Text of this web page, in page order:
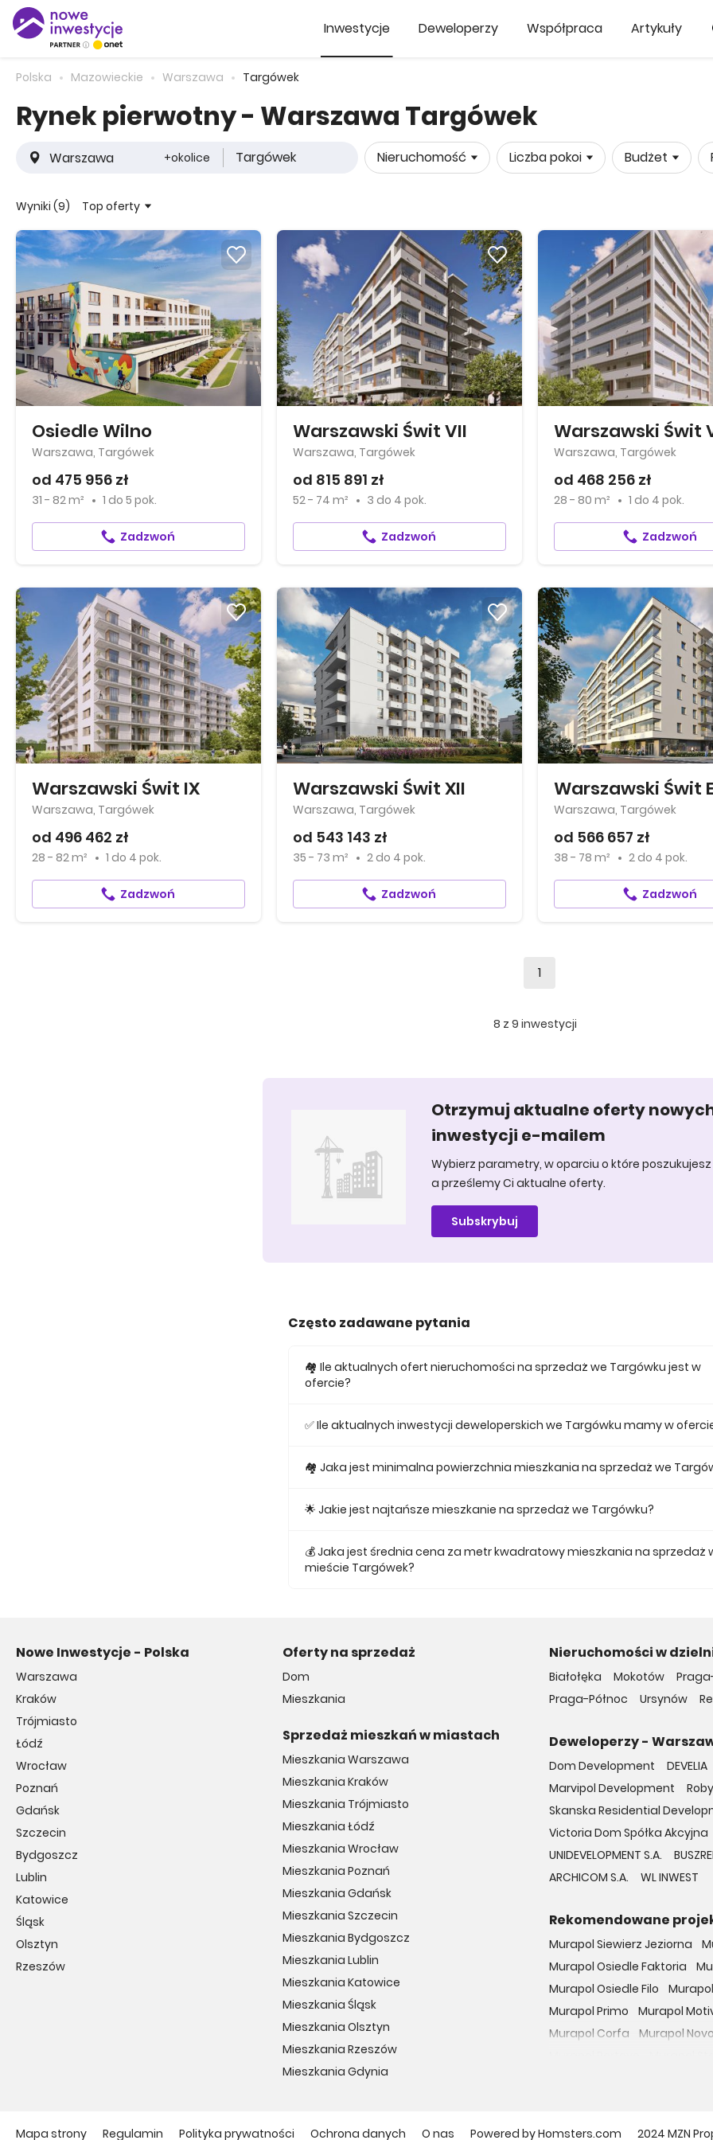
Inwestycje Deweloperzy Współpraca Artykuły
Polska Mazowieckie Warszawa Targówek
Rynek pierwotny - Warszawa Targówek
+okolice Targówek Nieruchomość Liczba pokoi Budżet
Wyniki (9) Top oferty
Osiedle Wilno
Warszawa, Targówek
od 475 956 zł
31 - 82 m² 1 do 5 pok.
Zadzwoń
Warszawski Świt VII
Warszawa, Targówek
od 815 891 zł
52 - 74 m² 3 do 4 pok.
Zadzwoń
Warszawski Świt
Warszawa, Targówek
od 468 256 zł
28 - 80 m² 1 do 4 pok.
Zadzwoń
Warszawski Świt IX
Warszawa, Targówek
od 496 462 zł
28 - 82 m² 1 do 4 pok.
Zadzwoń
Warszawski Świt XII
Warszawa, Targówek
od 543 143 zł
35 - 73 m² 2do 4 pok.
Zadzwoń
Warszawski Świt
Warszawa, Targówek
od 566 657 zł
38 - 78 m² 2do 4 pok.
Zadzwoń
1
8 z 9 inwestycji
Otrzymuj aktualne oferty
inwestycji e-mailem
Wybierz parametry, w oparciu o które
a prześlemy Ci aktualne oferty.
Subskrybuj
Często zadawane pytania
🏘️ Ile aktualnych ofert nieruchomości na sprzedaż we Targówku jest w
ofercie?
✅ Ile aktualnych inwestycji deweloperskich we Targówku mamy w
🏘 Jaka jest minimalna powierzchnia mieszkania na sprzedaż we
🌟 Jakie jest najtańsze mieszkanie na sprzedaż we Targówku?
💰 Jaka jest średnia cena za metr kwadratowy mieszkania na sprzedaż
mieście Targówek?
Nowe Inwestycje - Polska
Warszawa
Kraków
Trójmiasto
Łódź
Wrocław
Poznań
Gdańsk
Szczecin
Bydgoszcz
Lublin
Katowice
Śląsk
Olsztyn
Rzeszów
Oferty na sprzedaż
Dom
Mieszkania
Sprzedaż mieszkań w miastach
Mieszkania Warszawa
Mieszkania Kraków
Mieszkania Trójmiasto
Mieszkania Łódź
Mieszkania Wrocław
Mieszkania Poznań
Mieszkania Gdańsk
Mieszkania Szczecin
Mieszkania Bydgoszcz
Mieszkania Lublin
Mieszkania Katowice
Mieszkania Śląsk
Mieszkania Olsztyn
Mieszkania Rzeszów
Mieszkania Gdynia
Nieruchomości w
Białołęka Mokotów
Praga-Północ
Ursynów
Deweloperzy -
Dom Development DEVELIA
Marvipol Development
Skanska Residential
Victoria Dom Spółka Akcyjna
UNIDEVELOPMENT S.A.
ARCHICOM S.A.
WL INWEST
Rekomendowane
Murapol Siewierz Jeziorna
Murapol Osiedle Faktoria
Murapol Osiedle Filo
Murapol Primo
Murapol
Murapol Corfa
Murapol Novo
Mapa strony Regulamin Polityka prywatności Ochrona danych O nas Powered by Homsters.com 2024 MZN